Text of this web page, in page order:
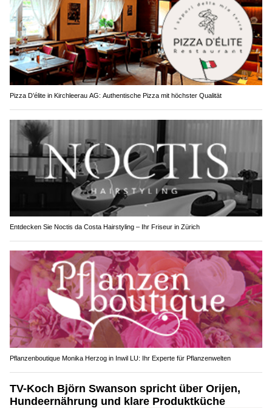
Pizza D’élite in Kirchleerau AG: Authentische Pizza mit höchster Qualität
Entdecken Sie Noctis da Costa Hairstyling – Ihr Friseur in Zürich
Pflanzenboutique Monika Herzog in Inwil LU: Ihr Experte für Pflanzenwelten
TV-Koch Björn Swanson spricht über Orijen,
Hundeernährung und klare Produktküche